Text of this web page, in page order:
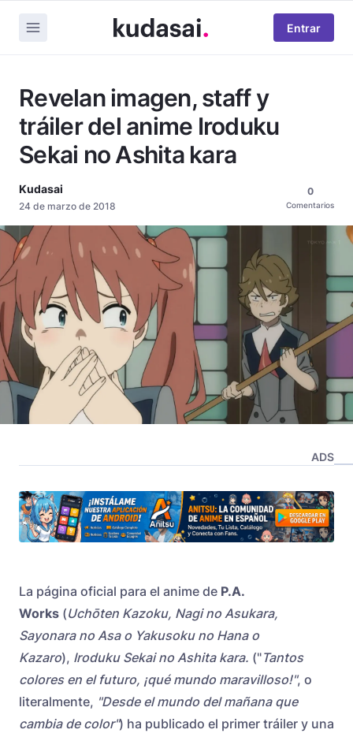
Entrar
Revelan imagen, staff y
tráiler del anime Iroduku
Sekai no Ashita kara
Kudasai
24 de marzo de 2018
0
Comentarios
ADS
La página oficial para el anime de P.A.
Works (Uchōten Kazoku, Nagi no Asukara,
Sayonara no Asa o Yakusoku no Hana o
Kazaro), Iroduku Sekai no Ashita kara. ("Tantos
colores en el futuro, ¡qué mundo maravilloso!", o
literalmente, "Desde el mundo del mañana que
cambia de color") ha publicado el primer tráiler y una